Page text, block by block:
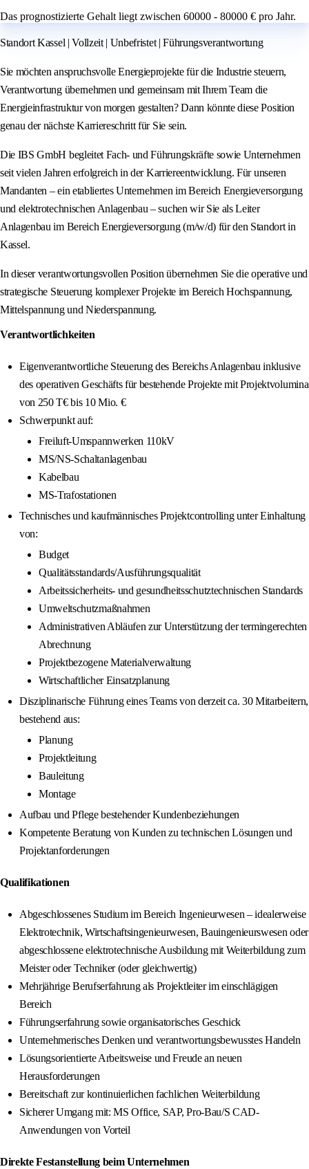
Das prognostizierte Gehalt liegt zwischen 60000 - 80000 € pro Jahr.
Standort Kassel | Vollzeit | Unbefristet | Führungsverantwortung
Sie möchten anspruchsvolle Energieprojekte für die Industrie steuern,
Verantwortung übernehmen und gemeinsam mit Ihrem Team die
Energieinfrastruktur von morgen gestalten? Dann könnte diese Position
genau der nächste Karriereschritt für Sie sein.
Die IBS GmbH begleitet Fach- und Führungskräfte sowie Unternehmen
seit vielen Jahren erfolgreich in der Karriereentwicklung. Für unseren
Mandanten – ein etabliertes Unternehmen im Bereich Energieversorgung
und elektrotechnischen Anlagenbau – suchen wir Sie als Leiter
Anlagenbau im Bereich Energieversorgung (m/w/d) für den Standort in
Kassel.
In dieser verantwortungsvollen Position übernehmen Sie die operative und
strategische Steuerung komplexer Projekte im Bereich Hochspannung,
Mittelspannung und Niederspannung.
Verantwortlichkeiten
Eigenverantwortliche Steuerung des Bereichs Anlagenbau inklusive
des operativen Geschäfts für bestehende Projekte mit Projektvolumina
von 250 T€ bis 10 Mio. €
Schwerpunkt auf:
Freiluft-Umspannwerken 110kV
MS/NS-Schaltanlagenbau
Kabelbau
MS-Trafostationen
Technisches und kaufmännisches Projektcontrolling unter Einhaltung
von:
Budget
Qualitätsstandards/Ausführungsqualität
Arbeitssicherheits- und gesundheitsschutztechnischen Standards
Umweltschutzmaßnahmen
Administrativen Abläufen zur Unterstützung der termingerechten
Abrechnung
Projektbezogene Materialverwaltung
Wirtschaftlicher Einsatzplanung
Disziplinarische Führung eines Teams von derzeit ca. 30 Mitarbeitern,
bestehend aus:
Planung
Projektleitung
Bauleitung
Montage
Aufbau und Pflege bestehender Kundenbeziehungen
Kompetente Beratung von Kunden zu technischen Lösungen und
Projektanforderungen
Qualifikationen
Abgeschlossenes Studium im Bereich Ingenieurwesen – idealerweise
Elektrotechnik, Wirtschaftsingenieurwesen, Bauingenieurswesen oder
abgeschlossene elektrotechnische Ausbildung mit Weiterbildung zum
Meister oder Techniker (oder gleichwertig)
Mehrjährige Berufserfahrung als Projektleiter im einschlägigen
Bereich
Führungserfahrung sowie organisatorisches Geschick
Unternehmerisches Denken und verantwortungsbewusstes Handeln
Lösungsorientierte Arbeitsweise und Freude an neuen
Herausforderungen
Bereitschaft zur kontinuierlichen fachlichen Weiterbildung
Sicherer Umgang mit: MS Office, SAP, Pro-Bau/S CAD-
Anwendungen von Vorteil
Direkte Festanstellung beim Unternehmen